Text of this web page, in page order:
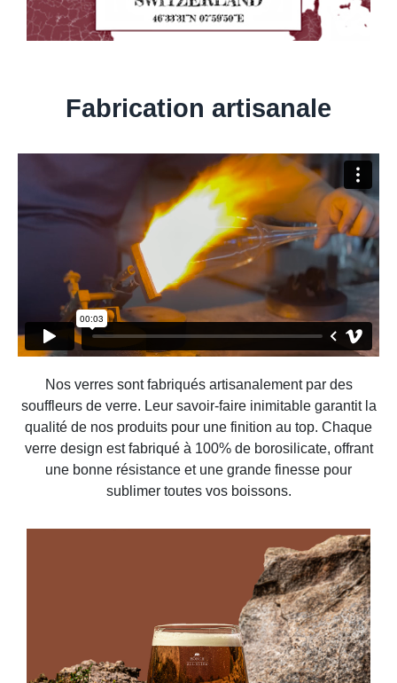
Fabrication artisanale
Nos verres sont fabriqués artisanalement par des
souffleurs de verre. Leur savoir-faire inimitable garantit la
qualité de nos produits pour une finition au top. Chaque
verre design est fabriqué à 100% de borosilicate, offrant
une bonne résistance et une grande finesse pour
sublimer toutes vos boissons.